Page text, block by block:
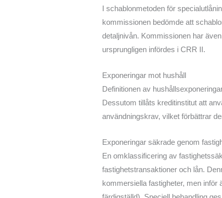
I schablonmetoden för
kommissionen bedömde att
detaljnivån. Kommissionen har
ursprungligen infördes i CRR II.
Exponeringar mot hushåll
Definitionen av
Dessutom tillåts kreditinstitut att
användningskrav, vilket förbättrar
Exponeringar säkrade genom
En omklassificering av
fastighetstransaktioner och lån.
kommersiella fastigheter, men inför